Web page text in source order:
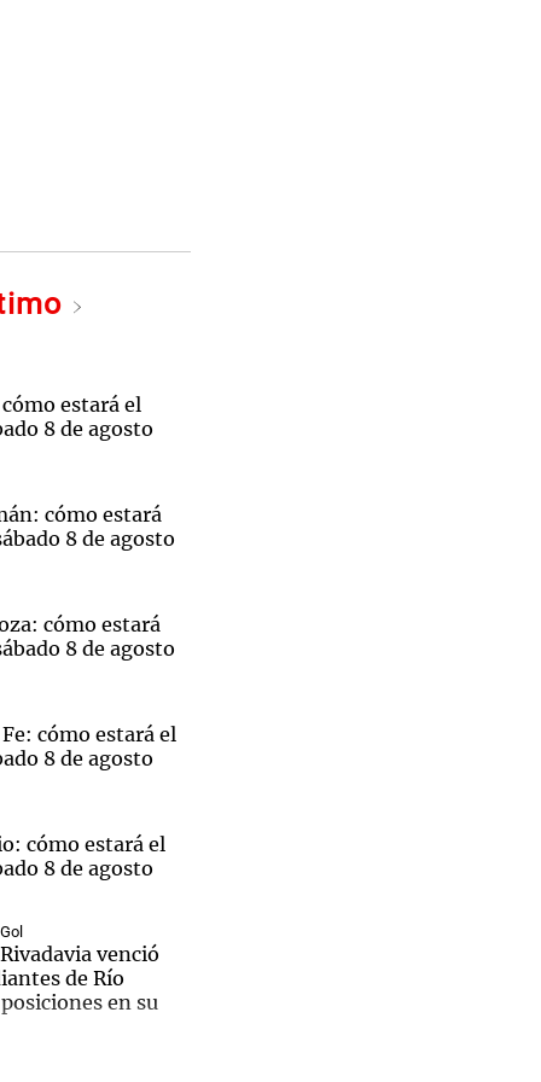
estará el
8 de agosto
cómo estará
8 de agosto
cómo estará
8 de agosto
cómo estará el
8 de agosto
cómo estará el
8 de agosto
venció
de Río
en su